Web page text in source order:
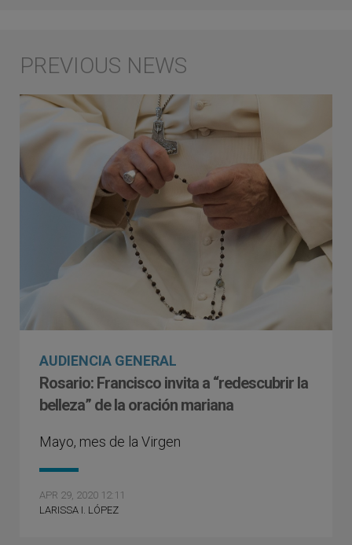
AUDIENCIA GENERAL
Rosario: Francisco invita a “redescubrir la
belleza” de la oración mariana
Mayo, mes de la Virgen
APR 29, 2020 12:11
LARISSA I. LÓPEZ